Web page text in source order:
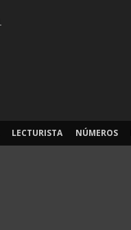
LECTURISTA NÚMEROS